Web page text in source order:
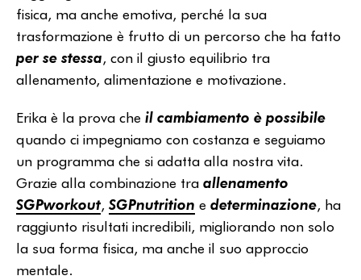
fisica, ma anche emotiva, perché la sua
trasformazione è frutto di un percorso che ha fatto
per se stessa, con il giusto equilibrio tra
allenamento, alimentazione e motivazione.
Erika è la prova che il cambiamento è possibile
quando ci impegniamo con costanza e seguiamo
un programma che si adatta alla nostra vita.
Grazie alla combinazione tra allenamento
SGPworkout, SGPnutrition e determinazione, ha
raggiunto risultati incredibili, migliorando non solo
la sua forma fisica, ma anche il suo approccio
mentale.